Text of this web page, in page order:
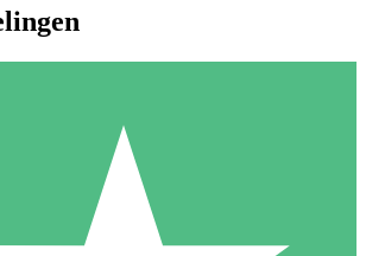
Creditpakketten
met downloadtegoeden. Geen maandelijkse